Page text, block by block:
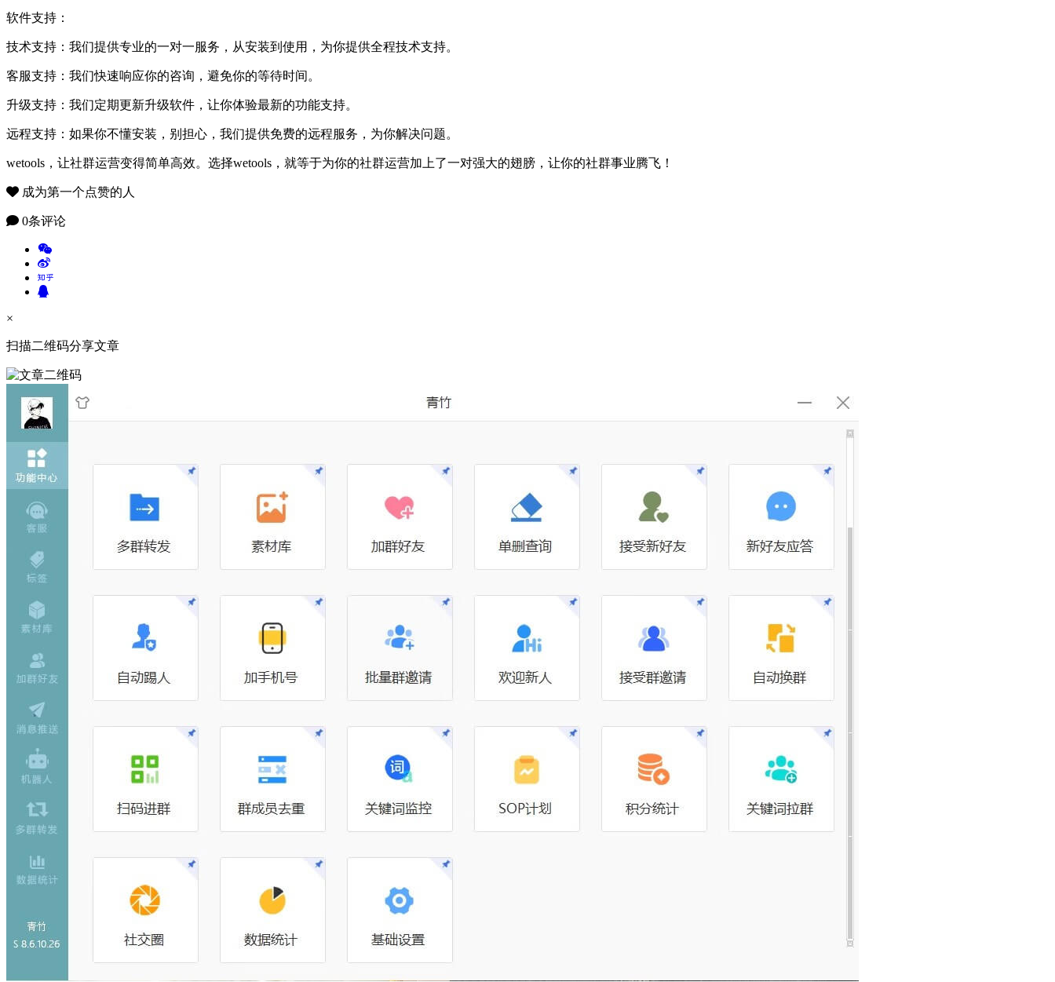
软件支持：
技术支持：我们提供专业的一对一服务，从安装到使用，为你提供全程技术支持。
客服支持：我们快速响应你的咨询，避免你的等待时间。
升级支持：我们定期更新升级软件，让你体验最新的功能支持。
远程支持：如果你不懂安装，别担心，我们提供免费的远程服务，为你解决问题。
wetools，让社群运营变得简单高效。选择wetools，就等于为你的社群运营加上了一对强大的翅膀，让你的社群事业腾飞！
成为第一个点赞的人
0条评论
×
扫描二维码分享文章